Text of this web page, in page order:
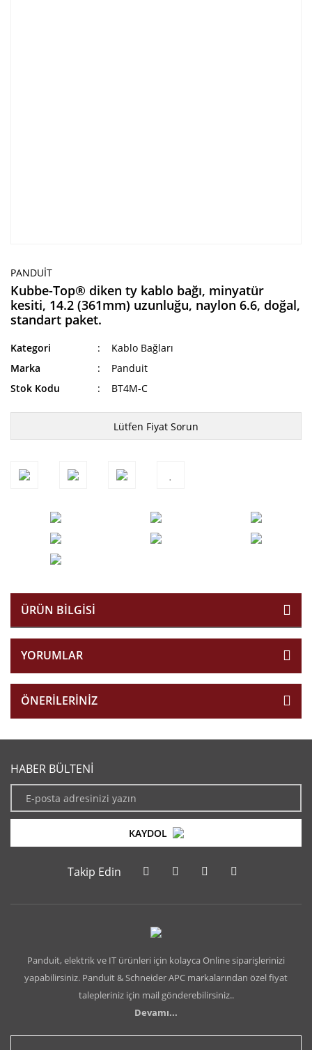
PANDUIT
Kubbe-Top® diken ty kablo bağı, minyatür
kesiti, 14.2 (361mm) uzunluğu, naylon 6.6, doğal,
standart paket.
Kategori
Kablo Bağları
Marka
Panduit
Stok Kodu
BT4M-C
Lütfen Fiyat Sorun
ÜRÜN BILGISI
YORUMLAR
ÖNERILERINIZ
HABER BÜLTENİ
KAYDOL
Takip Edin
Panduit, elektrik ve IT ürünleri için kolayca Online siparişlerinizi
yapabilirsiniz. Panduit & Schneider APC markalarından özel fiyat
talepleriniz için mail gönderebilirsiniz..
Devamı...